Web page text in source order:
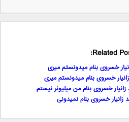
Related
خسروی بنام میدونستم میری
خسروی بنام میدونستم میری
خسروی بنام من میلیونر نیستم
زانیار خسروی بنام نمیدونی